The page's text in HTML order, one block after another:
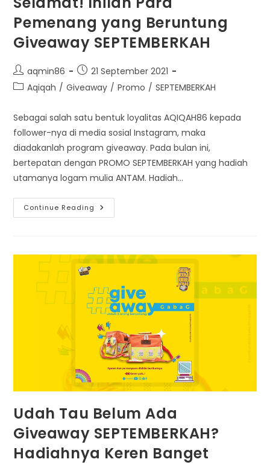
Pemenang yang Beruntung
Giveaway SEPTEMBERKAH
Post
author:
aqmin86
Post
published:
21 September 2021
PostAqiqah / Giveaway / Promo / SEPTEMBERKAH
Sebagai salah satu bentuk loyalitas AQIQAH86 kepada
follower-nya di media sosial Instagram, maka
diadakanlah program giveaway. Pada bulan ini,
bertepatan dengan PROMO SEPTEMBERKAH yang hadiah
utamanya logam mulia ANTAM. Hadiah…
Continue Reading Selamat!
Inilah
Giveaway
SEPTEMBERKAH
Udah Tau Belum Ada
Giveaway SEPTEMBERKAH?
Hadiahnya Keren Banget